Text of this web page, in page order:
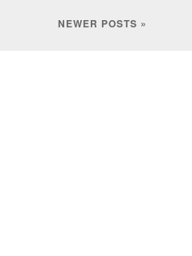
NEWER POSTS »